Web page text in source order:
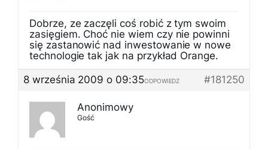
Dobrze, ze zaczęli coś robić z tym swoim
zasięgiem. Choć nie wiem czy nie powinni
się zastanowić nad inwestowanie w nowe
technologie tak jak na przykład Orange.
8 września 2009 o 09:35
#181250
ODPOWIEDZ
Anonimowy
Gość